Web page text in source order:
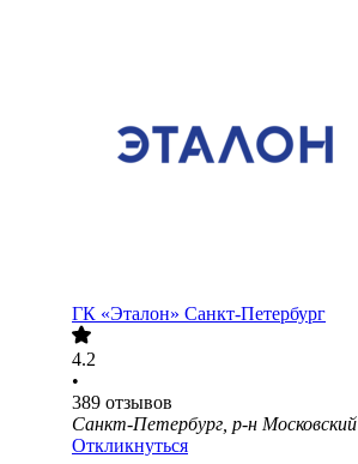
ГК «Эталон» Санкт-Петербург
4.2
•
389 отзывов
Санкт-Петербург, р-н Московский
Откликнуться